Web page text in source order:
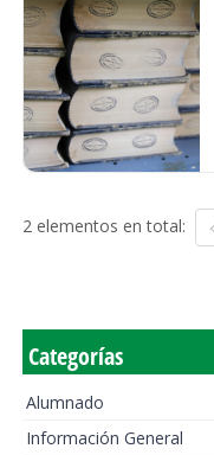
2 elementos en total:
Categorías
Alumnado
Información General